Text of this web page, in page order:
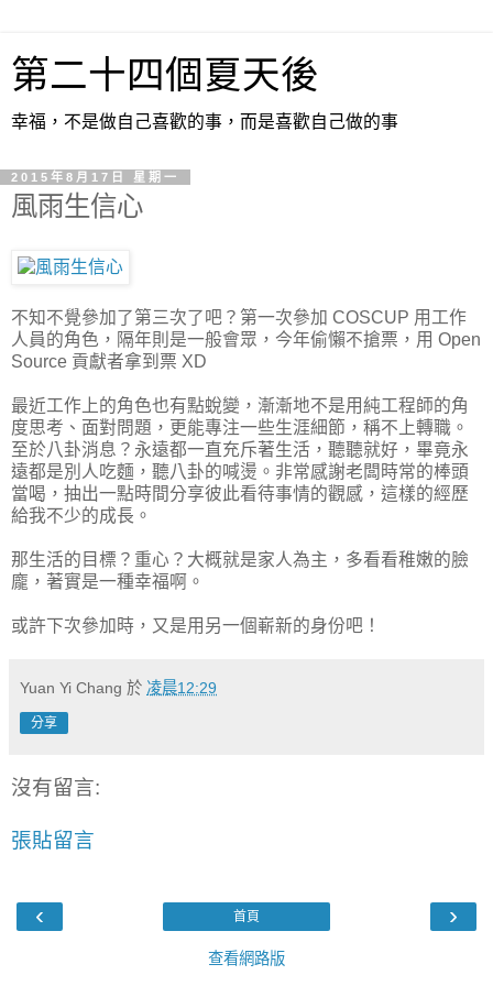
第二十四個夏天後
幸福，不是做自己喜歡的事，而是喜歡自己做的事
2015年8月17日 星期一
風雨生信心
不知不覺參加了第三次了吧？第一次參加 COSCUP 用工作
人員的角色，隔年則是一般會眾，今年偷懶不搶票，用 Open
Source 貢獻者拿到票 XD
最近工作上的角色也有點蛻變，漸漸地不是用純工程師的角
度思考、面對問題，更能專注一些生涯細節，稱不上轉職。
至於八卦消息？永遠都一直充斥著生活，聽聽就好，畢竟永
遠都是別人吃麵，聽八卦的喊燙。非常感謝老闆時常的棒頭
當喝，抽出一點時間分享彼此看待事情的觀感，這樣的經歷
給我不少的成長。
那生活的目標？重心？大概就是家人為主，多看看稚嫩的臉
龐，著實是一種幸福啊。
或許下次參加時，又是用另一個嶄新的身份吧！
Yuan Yi Chang 於 凌晨12:29
分享
沒有留言:
張貼留言
‹ ›
首頁
查看網路版